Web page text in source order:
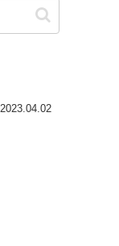
2023.04.02